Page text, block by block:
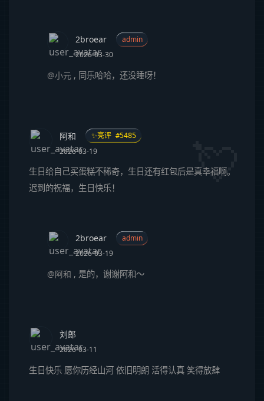
2broear
admin
2026-03-30
@小元 , 同乐哈哈，还没睡呀！
阿和 ✨亮评 #5485
2026-03-19
生日给自己买蛋糕不稀奇，生日还有红包后是真幸福啊。
迟到的祝福，生日快乐！
2broear
admin
2026-03-19
@阿和 , 是的，谢谢阿和～
刘郎
2026-03-11
生日快乐 愿你历经山河 依旧明朗 活得认真 笑得放肆